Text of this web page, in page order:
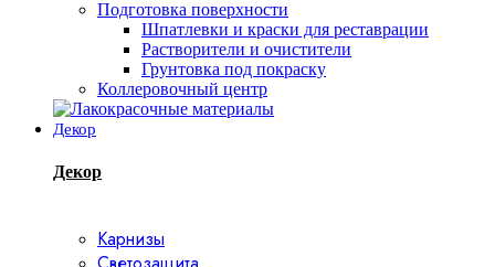
Подготовка поверхности
Шпатлевки и краски для реставрации
Растворители и очистители
Грунтовка под покраску
Коллеровочный центр
Декор
Декор
Карнизы